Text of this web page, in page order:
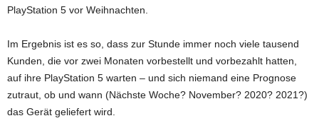
PlayStation 5 vor Weihnachten.
Im Ergebnis ist es so, dass zur Stunde immer noch viele tausend
Kunden, die vor zwei Monaten vorbestellt und vorbezahlt hatten,
auf ihre PlayStation 5 warten – und sich niemand eine Prognose
zutraut, ob und wann (Nächste Woche? November? 2020? 2021?)
das Gerät geliefert wird.